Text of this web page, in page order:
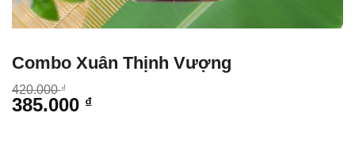
Combo Xuân Thịnh Vượng
420.000₫
Giá
gốc
385.000 ₫
Giá
hiện